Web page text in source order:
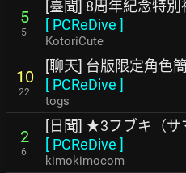
5
5
[臺聞] 8周年紀念特別
[ PCReDive ]
KotoriCute
10
22
[聊天] 台版限定角色
[ PCReDive ]
togs
2
6
[日聞] ★3フブキ（サ
[ PCReDive ]
kimokimocom